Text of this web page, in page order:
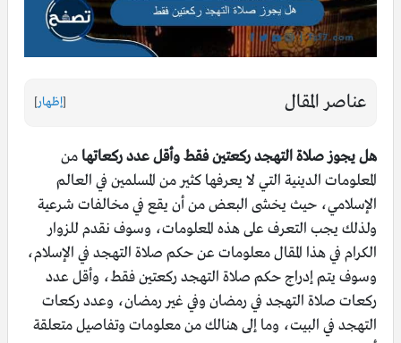
عناصر المقال [إظهار]
هل يجوز صلاة التهجد ركعتين فقط وأقل عدد ركعاتها من
المعلومات الدينية التي لا يعرفها كثير من المسلمين في العالم
الإسلامي، حيث يخشى البعض من أن يقع في مخالفات شرعية
ولذلك يجب التعرف على هذه المعلومات، وسوف نقدم للزوار
الكرام في هذا المقال معلومات عن حكم صلاة التهجد في الإسلام،
وسوف يتم إدراج حكم صلاة التهجد ركعتين فقط، وأقل عدد
ركعات صلاة التهجد في رمضان وفي غير رمضان، وعدد ركعات
التهجد في البيت، وما إلى هنالك من معلومات وتفاصيل متعلقة